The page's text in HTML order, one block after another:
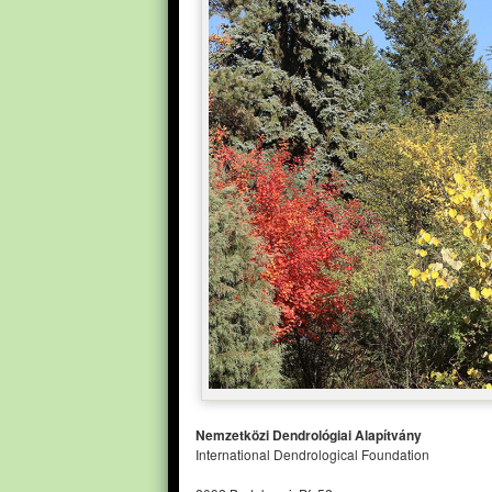
Nemzetközi Dendrológiai Alapítvány
International Dendrological Foundation